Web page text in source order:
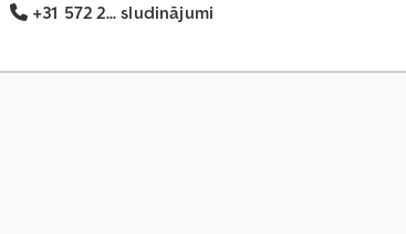
+31 572 2... sludinājumi